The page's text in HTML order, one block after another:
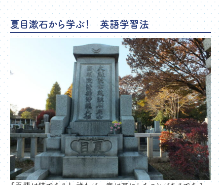
夏目漱石から学ぶ！ 英語学習法